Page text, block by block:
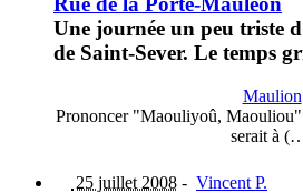
Une journée un peu triste
de Saint-Sever. Le temps
Maulion
Prononcer "Maouliyoû,
serait à
25 juillet 2008 - Vincent P.